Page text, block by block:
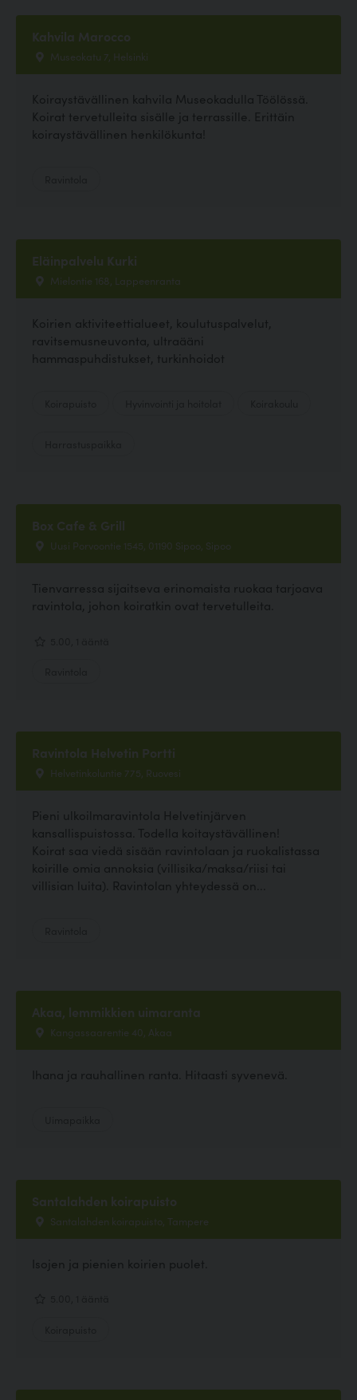
Kahvila Marocco
Museokatu 7, Helsinki
Koiraystävällinen kahvila Museokadulla Töölössä.
Koirat tervetulleita sisälle ja terrassille. Erittäin
koiraystävällinen henkilökunta!
Eläinpalvelu Kurki
Mielontie 168, Lappeenranta
Koirien aktiviteettialueet, koulutuspalvelut,
ravitsemusneuvonta, ultraääni
hammaspuhdistukset, turkinhoidot
Box Cafe & Grill
Uusi Porvoontie 1545, 01190 Sipoo, Sipoo
Tienvarressa sijaitseva erinomaista ruokaa tarjoava
ravintola, johon koiratkin ovat tervetulleita.
Ravintola Helvetin Portti
Helvetinkoluntie 775, Ruovesi
Pieni ulkoilmaravintola Helvetinjärven
kansallispuistossa. Todella koitaystävällinen!
Koirat saa viedä sisään ravintolaan ja ruokalistassa
koirille omia annoksia (villisika/maksa/riisi tai
villisian luita). Ravintolan yhteydessä on...
Akaa, lemmikkien uimaranta
Kangassaarentie 40, Akaa
Ihana ja rauhallinen ranta. Hitaasti syvenevä.
Santalahden koirapuisto
Santalahden koirapuisto, Tampere
Isojen ja pienien koirien puolet.